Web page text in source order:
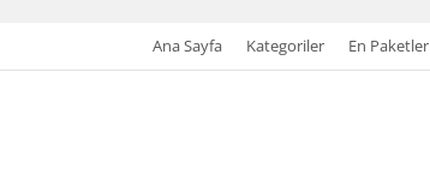
Ana Sayfa Kategoriler En Paketler